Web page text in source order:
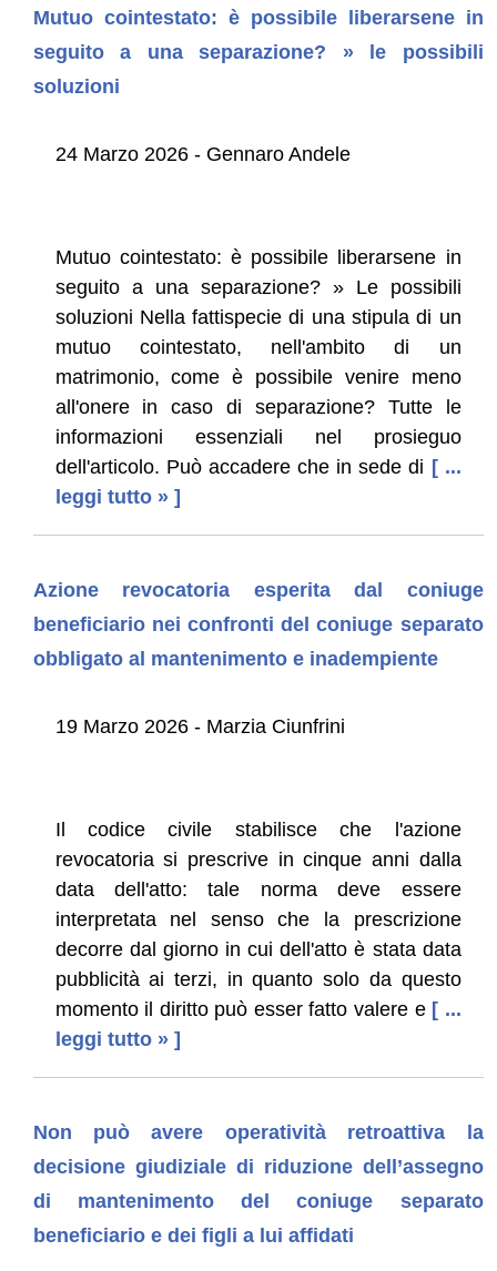
Mutuo cointestato: è possibile liberarsene in
seguito a una separazione? » le possibili
soluzioni
24 Marzo 2026 - Gennaro Andele
Mutuo cointestato: è possibile liberarsene in
seguito a una separazione? » Le possibili
soluzioni Nella fattispecie di una stipula di un
mutuo cointestato, nell'ambito di un
matrimonio, come è possibile venire meno
all'onere in caso di separazione? Tutte le
informazioni essenziali nel prosieguo
dell'articolo. Può accadere che in sede di [ ...
leggi tutto » ]
Azione revocatoria esperita dal coniuge
beneficiario nei confronti del coniuge separato
obbligato al mantenimento e inadempiente
19 Marzo 2026 - Marzia Ciunfrini
Il codice civile stabilisce che l'azione
revocatoria si prescrive in cinque anni dalla
data dell'atto: tale norma deve essere
interpretata nel senso che la prescrizione
decorre dal giorno in cui dell'atto è stata data
pubblicità ai terzi, in quanto solo da questo
momento il diritto può esser fatto valere e [ ...
leggi tutto » ]
Non può avere operatività retroattiva la
decisione giudiziale di riduzione dell’assegno
di mantenimento del coniuge separato
beneficiario e dei figli a lui affidati